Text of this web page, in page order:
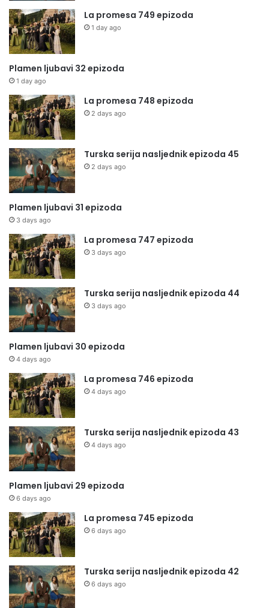
La promesa 749 epizoda
1 day ago
Plamen ljubavi 32 epizoda
1 day ago
La promesa 748 epizoda
2 days ago
Turska serija nasljednik epizoda 45
2 days ago
Plamen ljubavi 31 epizoda
3 days ago
La promesa 747 epizoda
3 days ago
Turska serija nasljednik epizoda 44
3 days ago
Plamen ljubavi 30 epizoda
4 days ago
La promesa 746 epizoda
4 days ago
Turska serija nasljednik epizoda 43
4 days ago
Plamen ljubavi 29 epizoda
6 days ago
La promesa 745 epizoda
6 days ago
Turska serija nasljednik epizoda 42
6 days ago